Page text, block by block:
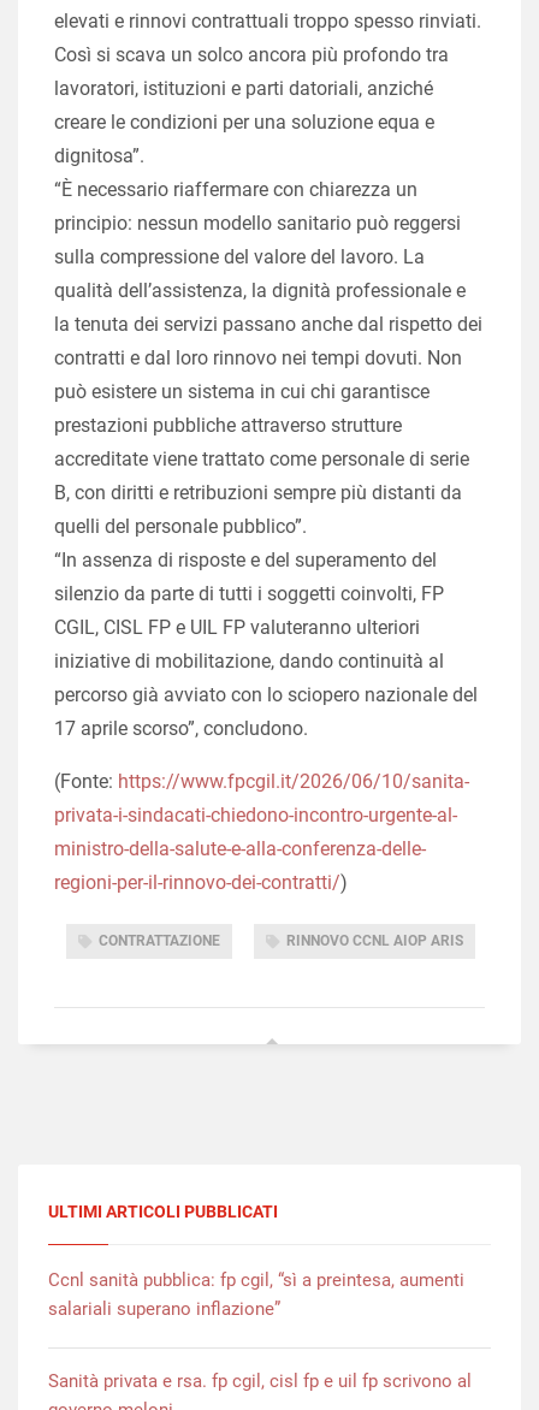
elevati e rinnovi contrattuali troppo spesso rinviati.
Così si scava un solco ancora più profondo tra
lavoratori, istituzioni e parti datoriali, anziché
creare le condizioni per una soluzione equa e
dignitosa”.
“È necessario riaffermare con chiarezza un
principio: nessun modello sanitario può reggersi
sulla compressione del valore del lavoro. La
qualità dell’assistenza, la dignità professionale e
la tenuta dei servizi passano anche dal rispetto dei
contratti e dal loro rinnovo nei tempi dovuti. Non
può esistere un sistema in cui chi garantisce
prestazioni pubbliche attraverso strutture
accreditate viene trattato come personale di serie
B, con diritti e retribuzioni sempre più distanti da
quelli del personale pubblico”.
“In assenza di risposte e del superamento del
silenzio da parte di tutti i soggetti coinvolti, FP
CGIL, CISL FP e UIL FP valuteranno ulteriori
iniziative di mobilitazione, dando continuità al
percorso già avviato con lo sciopero nazionale del
17 aprile scorso”, concludono.
(Fonte: https://www.fpcgil.it/2026/06/10/sanita-
privata-i-sindacati-chiedono-incontro-urgente-al-
ministro-della-salute-e-alla-conferenza-delle-
regioni-per-il-rinnovo-dei-contratti/)
CONTRATTAZIONE RINNOVO CCNL AIOP ARIS
ULTIMI ARTICOLI PUBBLICATI
Ccnl sanità pubblica: fp cgil, “sì a preintesa, aumenti
salariali superano inflazione”
Sanità privata e rsa. fp cgil, cisl fp e uil fp scrivono al